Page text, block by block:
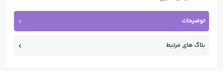
توضیحات
بلاگ های مرتبط